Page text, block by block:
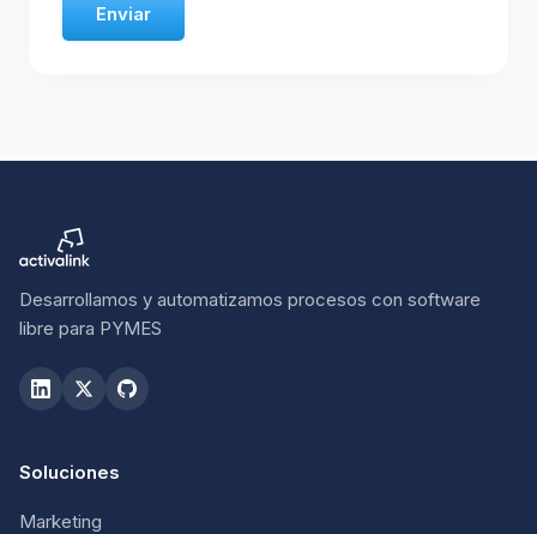
Enviar
Desarrollamos y automatizamos procesos con software
libre para PYMES
Soluciones
Marketing